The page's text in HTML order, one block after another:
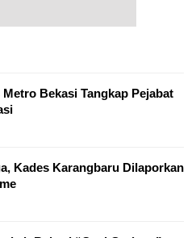
Bekasi Tangkap Pejabat
Kades Karangbaru Dilaporkan